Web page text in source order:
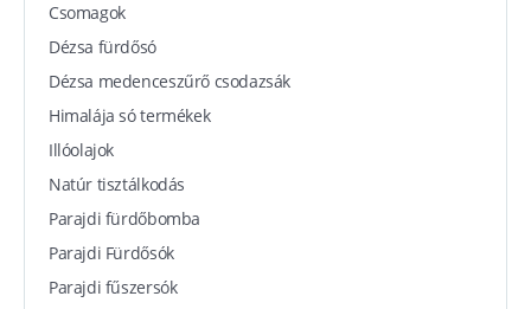
Csomagok
Dézsa fürdősó
Dézsa medenceszűrő csodazsák
Himalája só termékek
Illóolajok
Natúr tisztálkodás
Parajdi fürdőbomba
Parajdi Fürdősók
Parajdi fűszersók